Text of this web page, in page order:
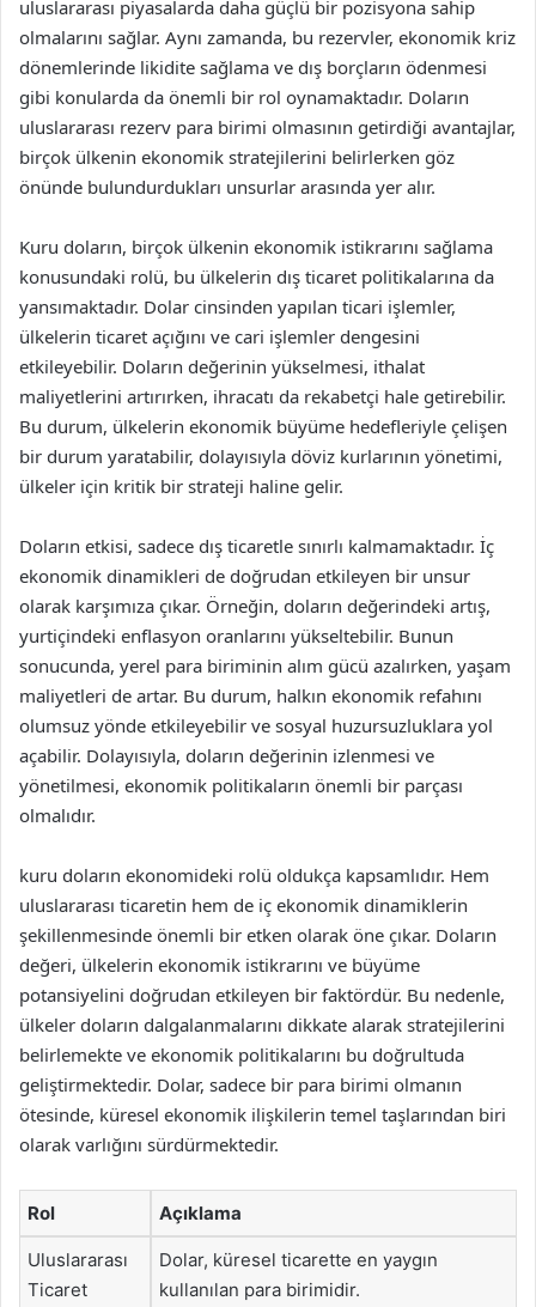
uluslararası piyasalarda daha güçlü bir pozisyona sahip
olmalarını sağlar. Aynı zamanda, bu rezervler, ekonomik kriz
dönemlerinde likidite sağlama ve dış borçların ödenmesi
gibi konularda da önemli bir rol oynamaktadır. Doların
uluslararası rezerv para birimi olmasının getirdiği avantajlar,
birçok ülkenin ekonomik stratejilerini belirlerken göz
önünde bulundurdukları unsurlar arasında yer alır.
Kuru doların, birçok ülkenin ekonomik istikrarını sağlama
konusundaki rolü, bu ülkelerin dış ticaret politikalarına da
yansımaktadır. Dolar cinsinden yapılan ticari işlemler,
ülkelerin ticaret açığını ve cari işlemler dengesini
etkileyebilir. Doların değerinin yükselmesi, ithalat
maliyetlerini artırırken, ihracatı da rekabetçi hale getirebilir.
Bu durum, ülkelerin ekonomik büyüme hedefleriyle çelişen
bir durum yaratabilir, dolayısıyla döviz kurlarının yönetimi,
ülkeler için kritik bir strateji haline gelir.
Doların etkisi, sadece dış ticaretle sınırlı kalmamaktadır. İç
ekonomik dinamikleri de doğrudan etkileyen bir unsur
olarak karşımıza çıkar. Örneğin, doların değerindeki artış,
yurtiçindeki enflasyon oranlarını yükseltebilir. Bunun
sonucunda, yerel para biriminin alım gücü azalırken, yaşam
maliyetleri de artar. Bu durum, halkın ekonomik refahını
olumsuz yönde etkileyebilir ve sosyal huzursuzluklara yol
açabilir. Dolayısıyla, doların değerinin izlenmesi ve
yönetilmesi, ekonomik politikaların önemli bir parçası
olmalıdır.
kuru doların ekonomideki rolü oldukça kapsamlıdır. Hem
uluslararası ticaretin hem de iç ekonomik dinamiklerin
şekillenmesinde önemli bir etken olarak öne çıkar. Doların
değeri, ülkelerin ekonomik istikrarını ve büyüme
potansiyelini doğrudan etkileyen bir faktördür. Bu nedenle,
ülkeler doların dalgalanmalarını dikkate alarak stratejilerini
belirlemekte ve ekonomik politikalarını bu doğrultuda
geliştirmektedir. Dolar, sadece bir para birimi olmanın
ötesinde, küresel ekonomik ilişkilerin temel taşlarından biri
olarak varlığını sürdürmektedir.
Rol Açıklama
Uluslararası
Ticaret
Dolar, küresel ticarette en yaygın
kullanılan para birimidir.